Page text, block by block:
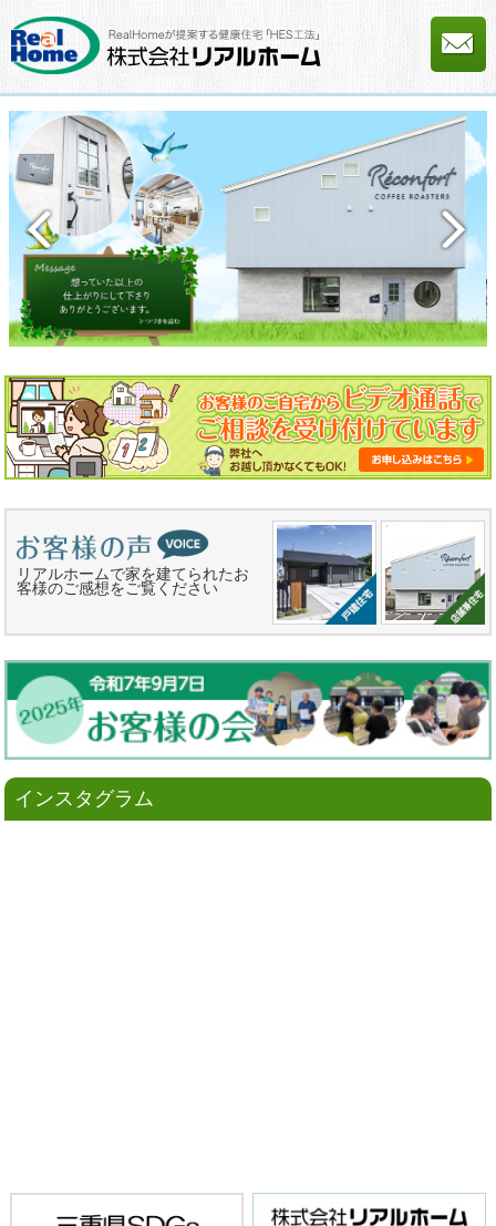
リアルホームで家を建てられたお
客様のご感想をご覧ください
インスタグラム